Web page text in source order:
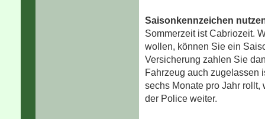
Saisonkennzeichen
Sommerzeit ist Cabriozeit.
wollen, können Sie ein
Versicherung zahlen Sie
Fahrzeug auch zugelassen
sechs Monate pro Jahr rollt,
der Police weiter.